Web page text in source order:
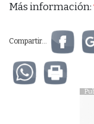
Más información:
Compartir...